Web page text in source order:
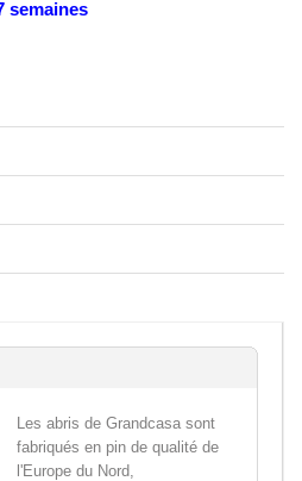
semaines
Les abris de Grandcasa sont
fabriqués en pin de qualité de
l'Europe du Nord,